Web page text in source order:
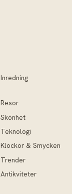
Inredning
Resor
Skönhet
Teknologi
Klockor & Smycken
Trender
Antikviteter